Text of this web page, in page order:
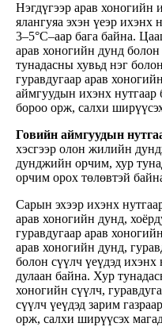
Нэгдүгээр арав хоногийн
ялангуяа эхэн үеэр
3–5°C–аар бага байна.
арав хоногийн дунд
тунадасны хувьд нэг
гуравдугаар арав
аймгуудын ихэнх нутгаар
бороо орж, салхи
Говийн аймгуудын
хэсгээр олон жилийн
дунджийн орчим, хур
орчим орох төлөвтэй
Сарын эхээр ихэнх
арав хоногийн дунд,
гуравдугаар арав
арав хоногийн дунд,
болон сүүлч үеүдэд
дулаан байна. Хур
хоногийн сүүлч,
сүүлч үеүдэд зарим
орж, салхи ширүүсэх